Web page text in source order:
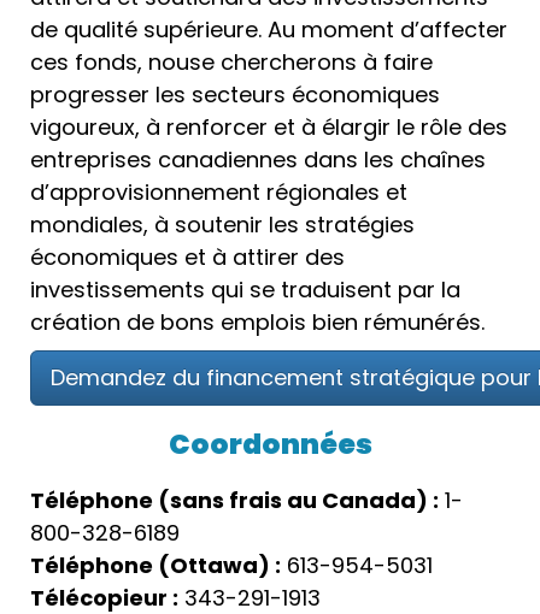
de qualité supérieure. Au moment d’affecter
ces fonds, nouse chercherons à faire
progresser les secteurs économiques
vigoureux, à renforcer et à élargir le rôle des
entreprises canadiennes dans les chaînes
d’approvisionnement régionales et
mondiales, à soutenir les stratégies
économiques et à attirer des
investissements qui se traduisent par la
création de bons emplois bien rémunérés.
Demandez du financement stratégique pour
Coordonnées
Téléphone (sans frais au Canada) : 1-
800-328-6189
Téléphone (Ottawa) : 613-954-5031
Télécopieur : 343-291-1913